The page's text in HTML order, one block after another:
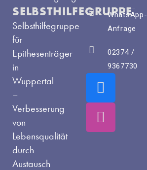
SELBSTHILFEGRUPPE
Selbsthilfegruppe
für
Epithesenträger
in
Wuppertal
–
Verbesserung
von
Lebensqualität
durch
Austausch
WhatsApp-
Anfrage
02374 /
9367730
F
a
c
e
I
n
s
t